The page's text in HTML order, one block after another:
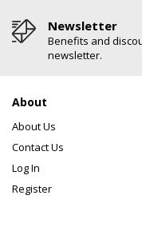
Newsletter
Benefits and
newsletter.
About
About Us
Contact Us
Log In
Register